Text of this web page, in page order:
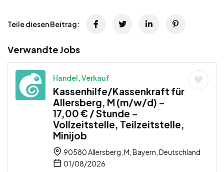
Teile diesen Beitrag:
Verwandte Jobs
Handel, Verkauf
Kassenhilfe/Kassenkraft für
Allersberg, M (m/w/d) –
17,00 € / Stunde –
Vollzeitstelle, Teilzeitstelle,
Minijob
90580 Allersberg, M, Bayern, Deutschland
01/08/2026